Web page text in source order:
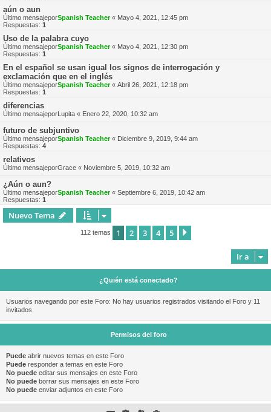
aún o aun
Último mensajeporSpanish Teacher« Mayo 4, 2021, 12:45 pm
Respuestas: 1
Uso de la palabra cuyo
Último mensajeporSpanish Teacher« Mayo 4, 2021, 12:30 pm
Respuestas: 1
En el español se usan igual los signos de interrogación y
exclamación que en el inglés
Último mensajeporSpanish Teacher« Abril 26, 2021, 12:18 pm
Respuestas: 1
diferencias
Último mensajeporLupita « Enero 22, 2020, 10:32 am
futuro de subjuntivo
Último mensajeporSpanish Teacher« Diciembre 9, 2019, 9:44 am
Respuestas: 4
relativos
Último mensajeporGrace « Noviembre 5, 2019, 10:32 am
¿Aún o aun?
Último mensajeporSpanish Teacher« Septiembre 6, 2019, 10:42 am
Respuestas: 1
Nuevo Tema
112 temas 1 2 3 4 5
Ir a
¿Quién está conectado?
Usuarios navegando por este Foro: No hay usuarios registrados visitando el Foro y 11
invitados
Permisos del foro
Puede abrir nuevos temas en este Foro
Puede responder a temas en este Foro
No puede editar sus mensajes en este Foro
No puede borrar sus mensajes en este Foro
No puede enviar adjuntos en este Foro